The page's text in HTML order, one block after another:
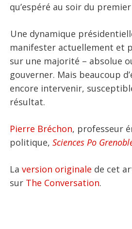
qu’espéré au soir du
Une dynamique
manifester actuellement et
sur une majorité – absolue
gouverner. Mais beaucoup
encore intervenir,
résultat.
Pierre Bréchon, professeur
politique, Sciences Po
La version originale de cet
sur The Conversation.